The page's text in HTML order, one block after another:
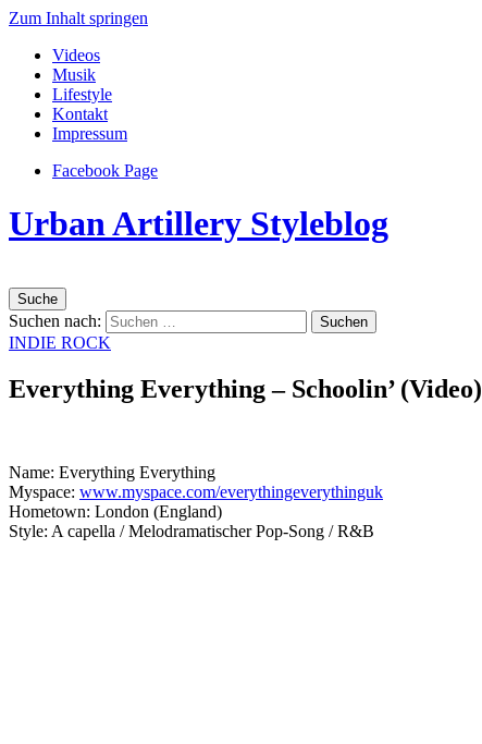
Zum Inhalt springen
Videos
Musik
Lifestyle
Kontakt
Impressum
Facebook Page
Urban Artillery Styleblog
Suche
Suchen nach:
INDIE ROCK
Everything Everything – Schoolin’ (Video)
Name: Everything Everything
Myspace: www.myspace.com/everythingeverythinguk
Hometown: London (England)
Style: A capella / Melodramatischer Pop-Song / R&B